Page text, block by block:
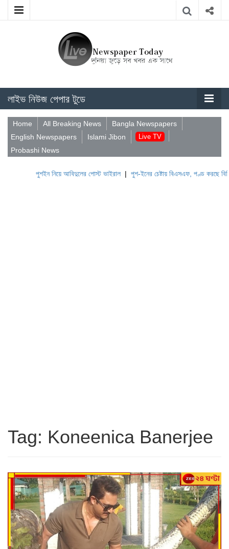
লাইভ নিউজ পেপার টুডে
Home All Breaking News
Bangla Newspapers
English Newspapers
Islami Jibon Live TV
Probashi News
পুশইন নিয়ে আবিদুলের পোস্ট ভাইরাল|পুশ-ইনের চেষ্টায় বিএসএফ, পণ্ড করছে বিজিবি
Tag: Koneenica Banerjee